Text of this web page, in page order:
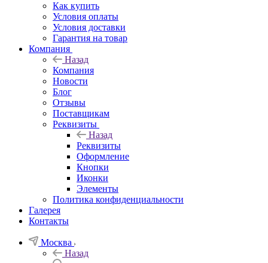
Как купить
Условия оплаты
Условия доставки
Гарантия на товар
Компания
Назад
Компания
Новости
Блог
Отзывы
Поставщикам
Реквизиты
Назад
Реквизиты
Оформление
Кнопки
Иконки
Элементы
Политика конфиденциальности
Галерея
Контакты
Москва
Назад